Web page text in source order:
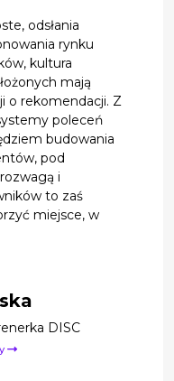
odsłania
rynku
kultura
mają
o rekomendacji. Z
poleceń
budowania
pod
i
to zaś
miejsce, w
DISC